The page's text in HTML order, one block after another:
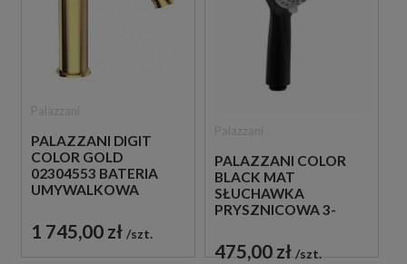
PALAZZANI DIGIT
COLOR GOLD
02304553 BATERIA
UMYWALKOWA
JEDNOUCHWYTOWA
ZŁOTA
1 745,00 zł szt.
PALAZZANI COLOR
BLACK MAT
SŁUCHAWKA
PRYSZNICOWA 3-
CZARNA
475,00 zł szt.